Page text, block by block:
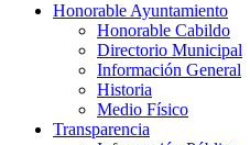
Honorable Ayuntamiento
Honorable Cabildo
Directorio Municipal
Información General
Historia
Medio Físico
Transparencia